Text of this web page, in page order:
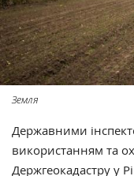
Земля
Державними
використанням та
Держгеокадастру у